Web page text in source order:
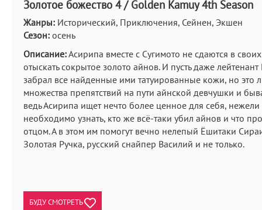
Золотое божество 4 / Golden Kamuy 4th Season
Жанры: Исторический, Приключения, Сейнен, Экшен
Сезон: осень
Описание:Асирипа вместе с Сугимото не сдаются в
отыскать сокрытое золото айнов. И пусть даже
забрал все найденные ими татуированные кожи, но это
множества препятствий на пути айнской девчушки и
ведь Асирипа ищет нечто более ценное для себя, нежели
необходимо узнать, кто же всё-таки убил айнов и что
отцом. А в этом им помогут вечно нелепый Ёшитаки
Золотая Ручка, русский снайпер Василий и не только.
БУДУ СМОТРЕТЬ